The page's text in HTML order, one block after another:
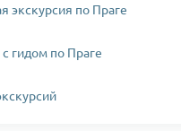
экскурсия по Праге
гидом по Праге